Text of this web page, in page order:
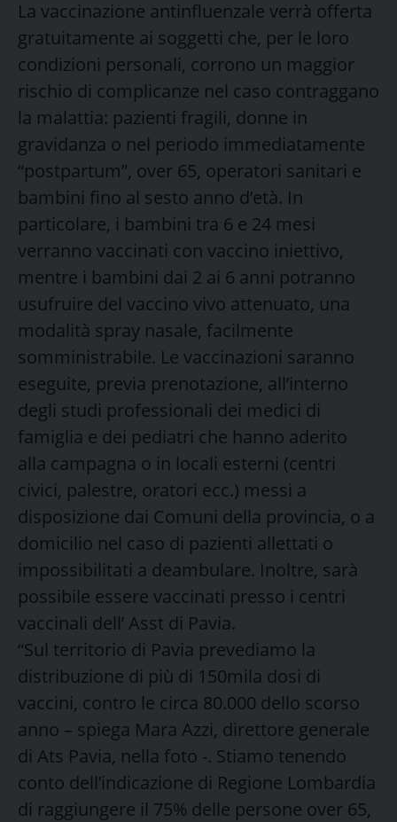
La vaccinazione antinfluenzale verrà offerta
gratuitamente ai soggetti che, per le loro
condizioni personali, corrono un maggior
rischio di complicanze nel caso contraggano
la malattia: pazienti fragili, donne in
gravidanza o nel periodo immediatamente
“postpartum”, over 65, operatori sanitari e
bambini fino al sesto anno d’età. In
particolare, i bambini tra 6 e 24 mesi
verranno vaccinati con vaccino iniettivo,
mentre i bambini dai 2 ai 6 anni potranno
usufruire del vaccino vivo attenuato, una
modalità spray nasale, facilmente
somministrabile. Le vaccinazioni saranno
eseguite, previa prenotazione, all’interno
degli studi professionali dei medici di
famiglia e dei pediatri che hanno aderito
alla campagna o in locali esterni (centri
civici, palestre, oratori ecc.) messi a
disposizione dai Comuni della provincia, o a
domicilio nel caso di pazienti allettati o
impossibilitati a deambulare. Inoltre, sarà
possibile essere vaccinati presso i centri
vaccinali dell’ Asst di Pavia.
“Sul territorio di Pavia prevediamo la
distribuzione di più di 150mila dosi di
vaccini, contro le circa 80.000 dello scorso
anno – spiega Mara Azzi, direttore generale
di Ats Pavia, nella foto -. Stiamo tenendo
conto dell’indicazione di Regione Lombardia
di raggiungere il 75% delle persone over 65,